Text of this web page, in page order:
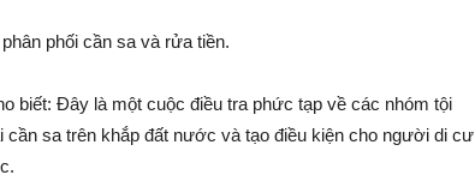
phối cần sa và rửa tiền.
biết: Đây là một cuộc điều tra phức tạp về các nhóm tội
cần sa trên khắp đất nước và tạo điều kiện cho người di cư